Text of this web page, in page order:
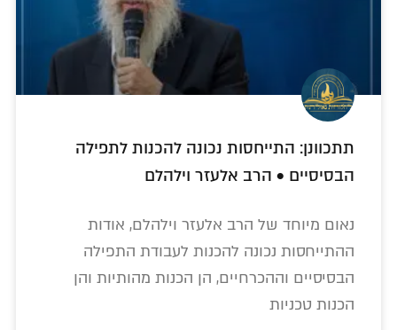
תתכוונן: התייחסות נכונה להכנות לתפילה
הבסיסיים • הרב אלעזר וילהלם
נאום מיוחד של הרב אלעזר וילהלם, אודות
ההתייחסות נכונה להכנות לעבודת התפילה
הבסיסיים וההכרחיים, הן הכנות מהותיות והן
הכנות טכניות